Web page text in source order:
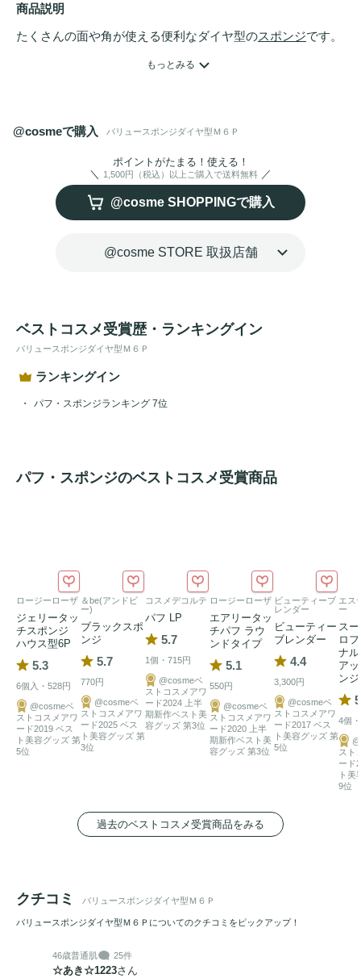
商品説明
たくさんの面や角が使える便利なダイヤ型のスポンジです。
もっとみる
@cosmeで購入 バリュースポンジダイヤ型Ｍ６Ｐ
ポイントがたまる！使える！
1,500円（税込）以上ご購入で送料無料
@cosme SHOPPINGで購入
@cosme STORE 取扱店舗
ベストコスメ受賞歴・ランキングイン
バリュースポンジダイヤ型Ｍ６Ｐ
ランキングイン
パフ・スポンジランキング 7位
パフ・スポンジのベストコスメ受賞商品
ロージーローザ
ジェリータッ
チスポンジ
ハウス型6P
5.3
6個入・528円
@cosmeベ
ストコスメアワ
ード2019 ベス
ト美容グッズ 第
5位
＆be(アンドビ
ー)
ブラックスポ
ンジ
5.7
770円
@cosmeベ
ストコスメアワ
ード2025 ベス
ト美容グッズ 第
3位
コスメデコルテ
パフ LP
5.7
1個・715円
@cosmeベ
ストコスメアワ
ード2024 上半
期新作ベスト美
容グッズ 第3位
ロージーローザ
エアリータッ
チパフ ラウ
ンドタイプ
5.1
550円
@cosmeベ
ストコスメアワ
ード2020 上半
期新作ベスト美
容グッズ 第3位
ビューティーブ
レンダー
ビューティー
ブレンダー
4.4
3,300円
@cosmeベ
ストコスメアワ
ード2017 ベス
ト美容グッズ 第
5位
エス
ー
ス
ロ
ナ
ア
ンジ
4個
スト
ード
ト美
9位
過去のベストコスメ受賞商品をみる
クチコミ バリュースポンジダイヤ型Ｍ６Ｐ
バリュースポンジダイヤ型Ｍ６Ｐについてのクチコミをピックアップ！
46歳普通肌 25件
☆あき☆1223さん